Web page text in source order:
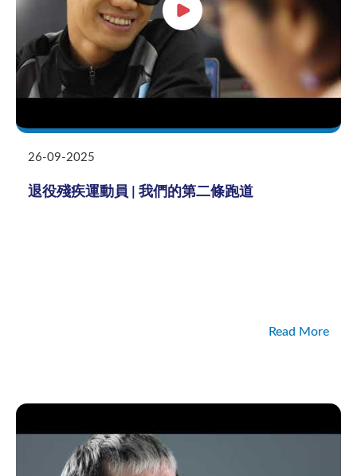
26-09-2025
退役殘疾運動員 | 我們的第二條跑道
Read More